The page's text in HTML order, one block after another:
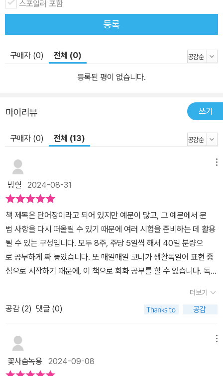
스포일러 포함
등록
구매자 (0) 전체 (0)
등록된 평이 없습니다.
마이리뷰 쓰기
구매자 (0) 전체 (13)
빙혈 2024-08-31
책 제목은 단어장이라고 되어 있지만 예문이 많고, 그 예문에서 문
법 사항을 다시 떠올릴 수 있기 때문에 여러 시험을 준비하는 데 활용
될 수 있는 구성입니다. 모두 8주, 주당 5일씩 해서 40일 분량으
로 공부하게 짜 놓았습니다. 또 매일매일 코너가 생활독일어 표현 중
심으로 시작하기 때문에, 이 책으로 회화 공부를 할 수 있습니다. 독일
어 섹션에서 다운받을 수 있습니다. 단 회원가입 후 쿠폰 번호를 등록
해야 하는 절차를 요구합니다. 시원스쿨 음원 중에는 절차 필요 없
이 바로 다운받게 해 둔 것도 있지만 이 교재는 그렇지 않습니
다. 또 이 책 저자 김범식 선생은 시원스쿨 소속 강사분이 아니라 BS
K라는 별개 어학원의 대표님입니다. (*출판사에서 제공한 도서를 읽
고 솔직하게, 주관적으로 작성한 후기입니다.)사실 저는 처음에 단어
더보기
공감 (2) 댓글 (0)
꽃사슴녹용 2024-09-08